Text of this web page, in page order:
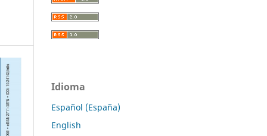
Idioma
Español (España)
English